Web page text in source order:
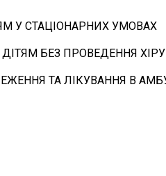
У СТАЦІОНАРНИХ УМОВАХ
БЕЗ ПРОВЕДЕННЯ
ТА ЛІКУВАННЯ В